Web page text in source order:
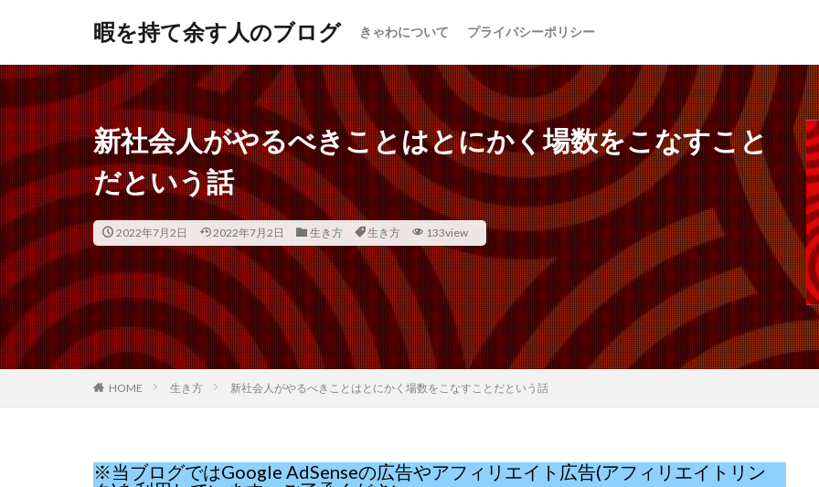
暇を持て余す人のブログ きゃわについて プライバシーポリシー
新社会人がやるべきことはとにかく場数をこなすこと
だという話
2022年7月2日 2022年7月2日 生き方 生き方 133view
HOME 生き方 新社会人がやるべきことはとにかく場数をこなすことだという話
※当ブログではGoogle AdSenseの広告やアフィリエイト広告(アフィリエイトリン